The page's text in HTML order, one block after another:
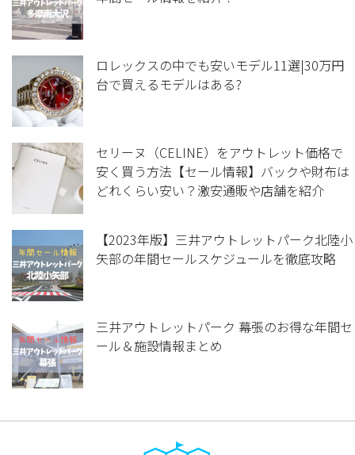
ロレックスの中でも安いモデル11選|30万円
台で買えるモデルはある?
セリーヌ（CELINE）をアウトレット価格で
安く買う方法【セール情報】バックや財布は
どれくらい安い？激安通販や店舗を紹介
【2023年版】三井アウトレットパーク北陸小
矢部の年間セールスケジュールを徹底攻略
三井アウトレットパーク 幕張のお得な年間セ
ール＆施設情報まとめ